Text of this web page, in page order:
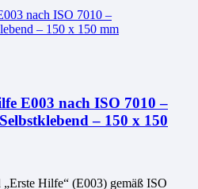
E003 nach ISO 7010 –
– 150 x 150
Hilfe“ (E003) gemäß ISO